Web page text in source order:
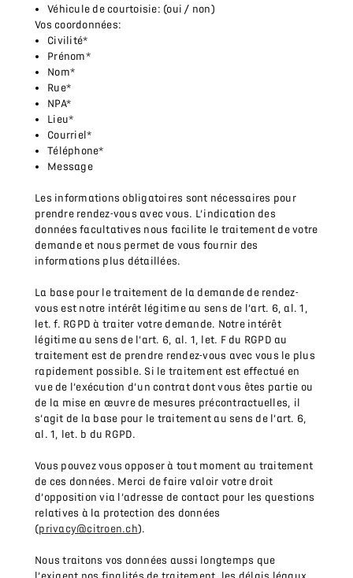
Véhicule de courtoisie: (oui / non)
Vos coordonnées:
Civilité*
Prénom*
Nom*
Rue*
NPA*
Lieu*
Courriel*
Téléphone*
Message
Les informations obligatoires sont nécessaires pour
prendre rendez-vous avec vous. L’indication des
données facultatives nous facilite le traitement de votre
demande et nous permet de vous fournir des
informations plus détaillées.
La base pour le traitement de la demande de rendez-
vous est notre intérêt légitime au sens de l’art. 6, al. 1,
let. f. RGPD à traiter votre demande. Notre intérêt
légitime au sens de l’art. 6, al. 1, let. F du RGPD au
traitement est de prendre rendez-vous avec vous le plus
rapidement possible. Si le traitement est effectué en
vue de l’exécution d’un contrat dont vous êtes partie ou
de la mise en œuvre de mesures précontractuelles, il
s’agit de la base pour le traitement au sens de l’art. 6,
al. 1, let. b du RGPD.
Vous pouvez vous opposer à tout moment au traitement
de ces données. Merci de faire valoir votre droit
d’opposition via l’adresse de contact pour les questions
relatives à la protection des données
(privacy@citroen.ch).
Nous traitons vos données aussi longtemps que